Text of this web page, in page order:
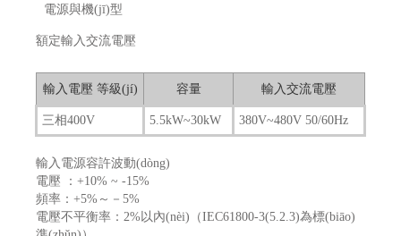
電源與機(jī)型
額定輸入交流電壓
輸入電壓 等級(jí) 容量 輸入交流電壓
三相400V 5.5kW~30kW 380V~480V 50/60Hz
輸入電源容許波動(dòng)
電壓 ：+10% ~ -15%
頻率：+5%～－5%
電壓不平衡率：2%以內(nèi)（IEC61800-3(5.2.3)為標(biāo)